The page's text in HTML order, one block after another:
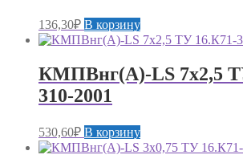
136,30₽ В корзину
КМПВнг(А)-LS 7х2,5
310-2001
530,60₽ В корзину